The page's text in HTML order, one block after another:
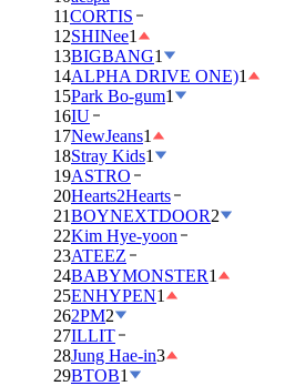
11CORTIS
12SHINee1
13BIGBANG1
14ALPHA DRIVE ONE)1
15Park Bo-gum1
16IU
17NewJeans1
18Stray Kids1
19ASTRO
20Hearts2Hearts
21BOYNEXTDOOR2
22Kim Hye-yoon
23ATEEZ
24BABYMONSTER1
25ENHYPEN1
262PM2
27ILLIT
28Jung Hae-in3
29BTOB1